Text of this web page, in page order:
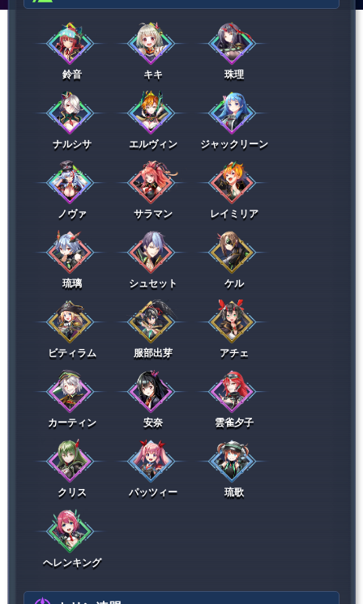
鈴音 キキ 珠理
ナルシサ エルヴィン ジャックリーン
ノヴァ サラマン レイミリア
琉璃 シュセット ケル
ビティラム 服部出芽 アチェ
カーティン 安奈 雲雀夕子
クリス パッツィー 琉歌
ヘレンキング